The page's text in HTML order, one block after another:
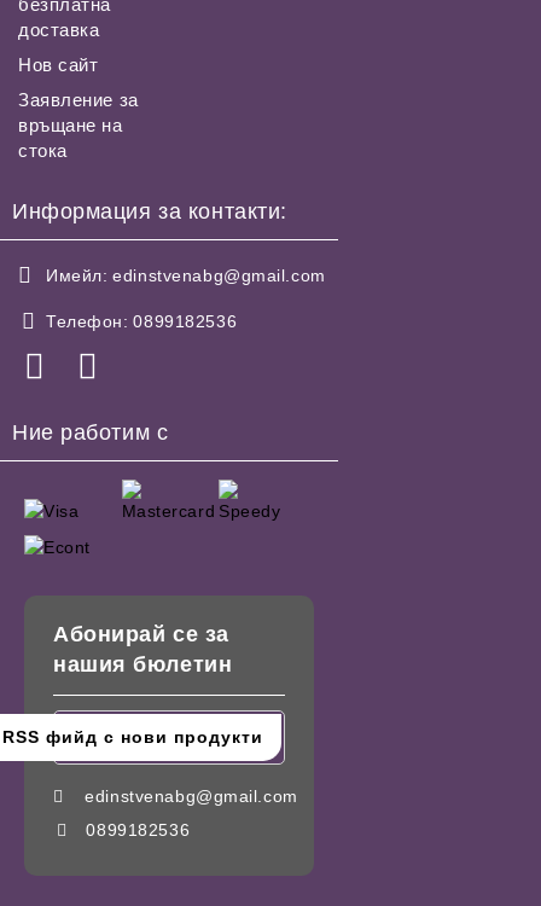
безплатна
доставка
Нов сайт
Заявление за
връщане на
стока
Информация за контакти:
Имейл: edinstvenabg@gmail.com
Телефон: 0899182536
Ние работим с
Абонирай се за
нашия бюлетин
edinstvenabg@gmail.com
0899182536